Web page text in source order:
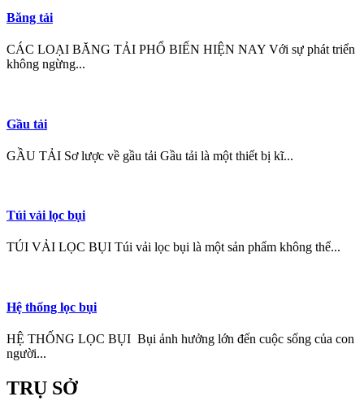
Băng tải
CÁC LOẠI BĂNG TẢI PHỔ BIẾN HIỆN NAY Với sự phát triển
không ngừng...
Gầu tải
GẦU TẢI Sơ lược về gầu tải Gầu tải là một thiết bị kĩ...
Túi vải lọc bụi
TÚI VẢI LỌC BỤI Túi vải lọc bụi là một sản phẩm không thể...
Hệ thống lọc bụi
HỆ THỐNG LỌC BỤI Bụi ảnh hưởng lớn đến cuộc sống của con
người...
TRỤ SỞ